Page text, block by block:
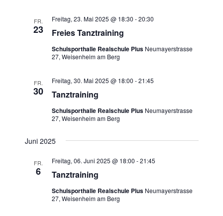
a
FR.
23 Freies Tanztraining
Freitag, 23. Mai 2025 @ 18:30 -20:30
Schulsporthalle Realschule Plus Neumayerstrasse
27, Weisenheim am Berg
FR.
30 Tanztraining
Freitag, 30. Mai 2025 @ 18:00 -21:45
Schulsporthalle Realschule Plus Neumayerstrasse
27, Weisenheim am Berg
Juni 2025
FR.
6 Tanztraining
Freitag, 06. Juni 2025 @ 18:00 -21:45
Schulsporthalle Realschule Plus Neumayerstrasse
27, Weisenheim am Berg